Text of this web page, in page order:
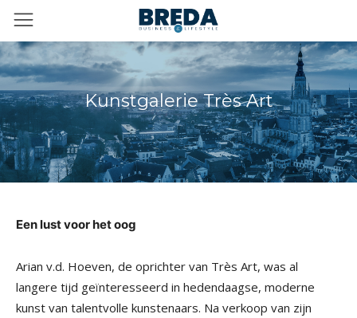
Kunstgalerie Très Art
Een lust voor het oog
Arian v.d. Hoeven, de oprichter van Très Art, was al
langere tijd geïnteresseerd in hedendaagse, moderne
kunst van talentvolle kunstenaars. Na verkoop van zijn